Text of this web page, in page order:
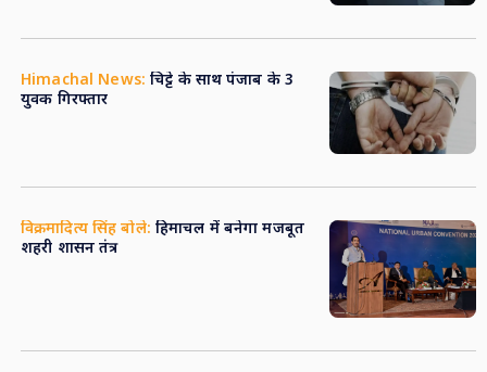
Himachal News: चिट्टे के साथ पंजाब के 3
युवक गिरफ्तार
विक्रमादित्य सिंह बोले: हिमाचल में बनेगा मजबूत
शहरी शासन तंत्र